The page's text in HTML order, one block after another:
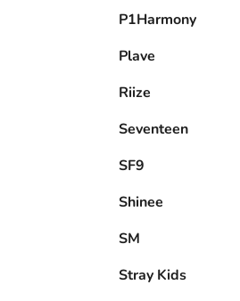
P1Harmony
Plave
Riize
Seventeen
SF9
Shinee
SM
Stray Kids